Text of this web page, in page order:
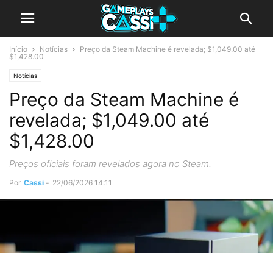
Início Notícias
Preço da Steam Machine é revelada; $1,049.00 até
$1,428.00
Notícias
Preço da Steam Machine é
revelada; $1,049.00 até
$1,428.00
Preços oficiais foram revelados agora no Steam.
Por Cassi - 22/06/2026 14:11